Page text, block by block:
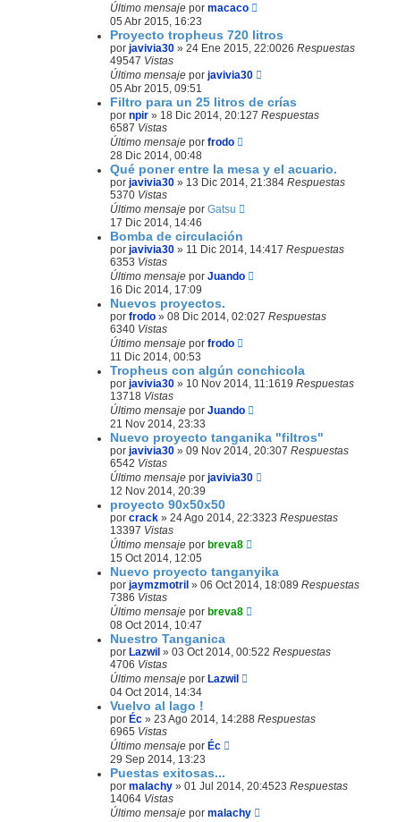
Último mensaje por macaco
05 Abr 2015, 16:23
Proyecto tropheus 720 litros
por javivia30 » 24 Ene 2015, 22:0026 Respuestas
49547 Vistas
Último mensaje por javivia30
05 Abr 2015, 09:51
Filtro para un 25 litros de crías
por npir » 18 Dic 2014, 20:127 Respuestas
6587 Vistas
Último mensaje por frodo
28 Dic 2014, 00:48
Qué poner entre la mesa y el acuario.
por javivia30 » 13 Dic 2014, 21:384 Respuestas
5370 Vistas
Último mensaje por Gatsu
17 Dic 2014, 14:46
Bomba de circulación
por javivia30 » 11 Dic 2014, 14:41 7 Respuestas
6353 Vistas
Último mensaje por Juando
16 Dic 2014, 17:09
Nuevos proyectos.
por frodo » 08 Dic 2014, 02:027 Respuestas
6340 Vistas
Último mensaje por frodo
11 Dic 2014, 00:53
Tropheus con algún conchicola
por javivia30 » 10 Nov 2014, 11:1619 Respuestas
13718 Vistas
Último mensaje por Juando
21 Nov 2014, 23:33
Nuevo proyecto tanganika "filtros"
por javivia30 » 09 Nov 2014, 20:307 Respuestas
6542 Vistas
Último mensaje por javivia30
12 Nov 2014, 20:39
proyecto 90x50x50
por crack » 24 Ago 2014, 22:3323 Respuestas
13397 Vistas
Último mensaje por breva8
15 Oct 2014, 12:05
Nuevo proyecto tanganyika
por jaymzmotril » 06 Oct 2014, 18:089 Respuestas
7386 Vistas
Último mensaje por breva8
08 Oct 2014, 10:47
Nuestro Tanganica
por Lazwil » 03 Oct 2014, 00:522 Respuestas
4706 Vistas
Último mensaje por Lazwil
04 Oct 2014, 14:34
Vuelvo al lago !
por Éc » 23 Ago 2014, 14:288 Respuestas
6965 Vistas
Último mensaje por Éc
29 Sep 2014, 13:23
Puestas exitosas...
por malachy » 01 Jul 2014, 20:4523 Respuestas
14064 Vistas
Último mensaje por malachy